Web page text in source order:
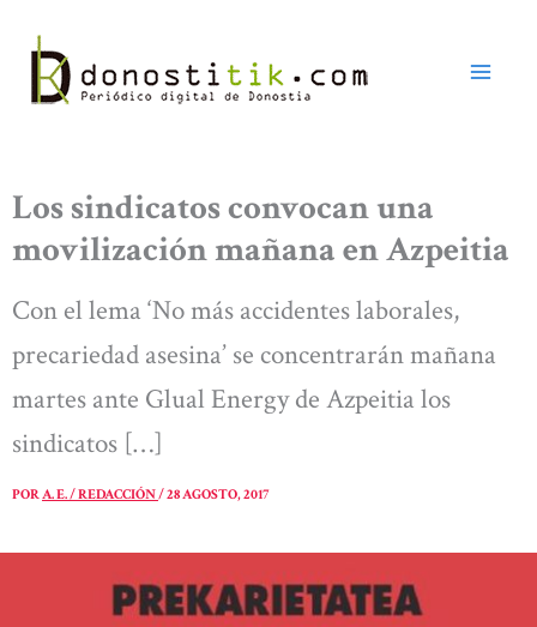
contenido
Los sindicatos convocan una
movilización mañana en Azpeitia
Con el lema ‘No más accidentes laborales,
precariedad asesina’ se concentrarán mañana
martes ante Glual Energy de Azpeitia los
sindicatos […]
PORA. E. / REDACCIÓN/28 AGOSTO, 2017